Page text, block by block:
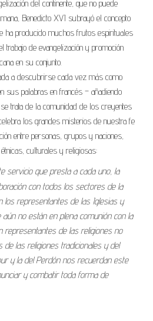
del continente, que no puede
Benedicto XVI subrayó el concepto
ha producido muchos frutos espirituales
trabajo de evangelización y promoción
en su conjunto.
a descubrirse cada vez más como
sus palabras en francés – añadiendo
trata de la comunidad de los creyentes
los grandes misterios de nuestra fe
entre personas, grupos y naciones,
culturales y religiosas:
servicio que presta a cada uno, la
con todos los sectores de la
los representantes de las Iglesias y
aún no están en plena comunión con la
representantes de las religiones no
de las religiones tradicionales y del
y la del Perdón nos recuerdan este
y combatir toda forma de